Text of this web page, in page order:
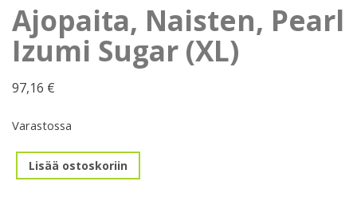
Ajopaita, Naisten, Pearl
Izumi Sugar (XL)
97,16 €
Varastossa
Ajopaita,
Naisten,
Lisää ostoskoriin